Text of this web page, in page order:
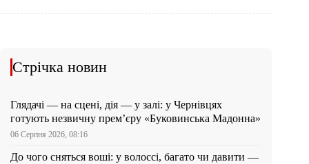
Стрічка новин
Глядачі — на сцені, дія — у залі: у Чернівцях
готують незвичну прем’єру «Буковинська Мадонна»
06 Серпня 2026, 08:16
До чого сняться воші: у волоссі, багато чи давити —